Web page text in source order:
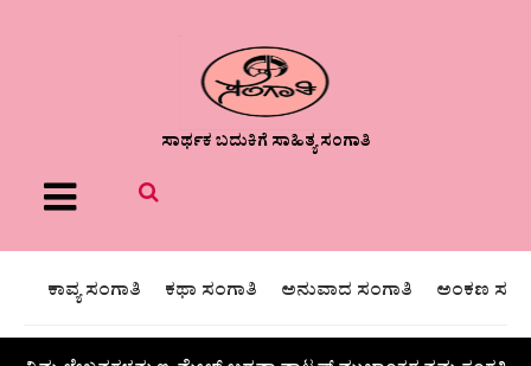
ಸಾರ್ಥಕ ಬದುಕಿಗೆ ಸಾಹಿತ್ಯ ಸಂಗಾತಿ
Menu
ಕಾವ್ಯ ಸಂಗಾತಿ ಕಥಾ ಸಂಗಾತಿ ಅನುವಾದ ಸಂಗಾತಿ ಅಂಕಣ